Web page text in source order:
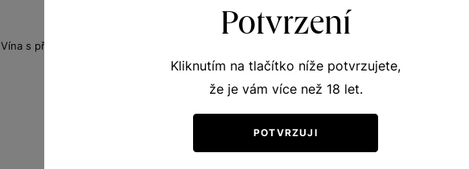
Vína s příběhem Pozdrav ze Znojma
Rulandské šedé
pozdní sběr 2022
Šarže 2373
180
Potvrzení
Kliknutím na tlačítko níže potvrzujete,
že je vám více než 18 let.
POTVRZUJI